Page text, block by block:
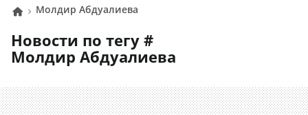
Молдир Абдуалиева
Новости по тегу #
Молдир Абдуалиева